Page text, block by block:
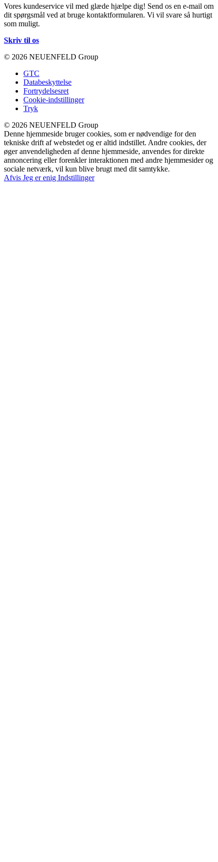
Vores kundeservice vil med glæde hjælpe dig! Send os en e-mail om
dit spørgsmål ved at bruge kontaktformularen. Vi vil svare så hurtigt
som muligt.
Skriv til os
© 2026 NEUENFELD Group
GTC
Databeskyttelse
Fortrydelsesret
Cookie-indstillinger
Tryk
© 2026 NEUENFELD Group
Denne hjemmeside bruger cookies, som er nødvendige for den
tekniske drift af webstedet og er altid indstillet. Andre cookies, der
øger anvendeligheden af denne hjemmeside, anvendes for direkte
annoncering eller forenkler interaktionen med andre hjemmesider og
sociale netværk, vil kun blive brugt med dit samtykke.
Afvis Jeg er enig Indstillinger